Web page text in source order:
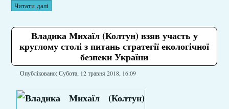
Читати далі
Владика Михаїл (Колтун) взяв участь у
круглому столі з питань стратегії екологічної
безпеки України
Опубліковано: Субота, 12 травня 2018, 16:09